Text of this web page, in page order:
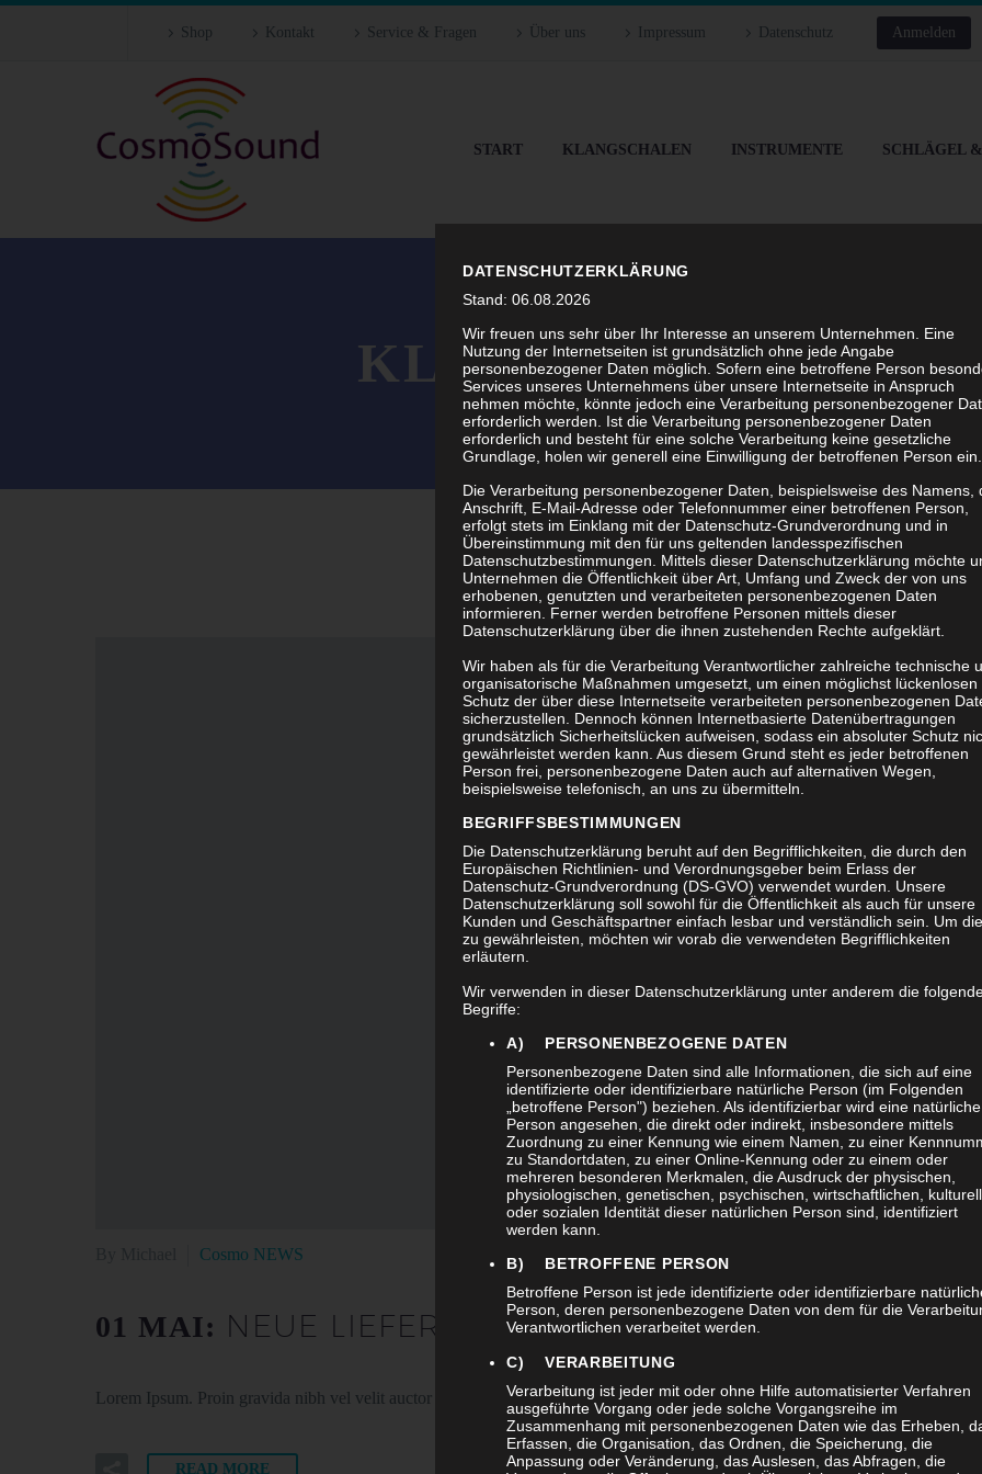
Shop Kontakt Service & Fragen Über uns Impressum Datenschutz Anmelden
START KLANGSCHALEN INSTRUMENTE SCHLÄGEL
KLANGSCHALEN
Home Tag
Cosmo NEWS
01 MAI: NEUE LIEFERUNG
Lorem Ipsum. Proin gravida nibh vel velit auctor aliquet. Aenean sollicitudin, lorem quis bibendum auctor, nisi elit consequat
READ MORE
DATENSCHUTZERKLÄRUNG
Stand: 06.08.2026
Wir freuen uns sehr über Ihr Interesse an unserem Unternehmen. Eine
Nutzung der Internetseiten ist grundsätzlich ohne jede Angabe
personenbezogener Daten möglich. Sofern eine betroffene Person
Services unseres Unternehmens über unsere Internetseite in Anspruch
nehmen möchte, könnte jedoch eine Verarbeitung personenbezogener
erforderlich werden. Ist die Verarbeitung personenbezogener Daten
erforderlich und besteht für eine solche Verarbeitung keine gesetzliche
Grundlage, holen wir generell eine Einwilligung der betroffenen Person ein.
Die Verarbeitung personenbezogener Daten, beispielsweise des Namens,
Anschrift, E-Mail-Adresse oder Telefonnummer einer betroffenen Person,
erfolgt stets im Einklang mit der Datenschutz-Grundverordnung und in
Übereinstimmung mit den für uns geltenden landesspezifischen
Datenschutzbestimmungen. Mittels dieser Datenschutzerklärung möchte
Unternehmen die Öffentlichkeit über Art, Umfang und Zweck der von uns
erhobenen, genutzten und verarbeiteten personenbezogenen Daten
informieren. Ferner werden betroffene Personen mittels dieser
Datenschutzerklärung über die ihnen zustehenden Rechte aufgeklärt.
Wir haben als für die Verarbeitung Verantwortlicher zahlreiche technische
organisatorische Maßnahmen umgesetzt, um einen möglichst lückenlosen
Schutz der über diese Internetseite verarbeiteten personenbezogenen
sicherzustellen. Dennoch können Internetbasierte Datenübertragungen
grundsätzlich Sicherheitslücken aufweisen, sodass ein absoluter Schutz
gewährleistet werden kann. Aus diesem Grund steht es jeder betroffenen
Person frei, personenbezogene Daten auch auf alternativen Wegen,
beispielsweise telefonisch, an uns zu übermitteln.
BEGRIFFSBESTIMMUNGEN
Die Datenschutzerklärung beruht auf den Begrifflichkeiten, die durch den
Europäischen Richtlinien- und Verordnungsgeber beim Erlass der
Datenschutz-Grundverordnung (DS-GVO) verwendet wurden. Unsere
Datenschutzerklärung soll sowohl für die Öffentlichkeit als auch für unsere
Kunden und Geschäftspartner einfach lesbar und verständlich sein. Um
zu gewährleisten, möchten wir vorab die verwendeten Begrifflichkeiten
erläutern.
Wir verwenden in dieser Datenschutzerklärung unter anderem die
Begriffe:
A) PERSONENBEZOGENE DATEN
Personenbezogene Daten sind alle Informationen, die sich auf eine
identifizierte oder identifizierbare natürliche Person (im Folgenden
„betroffene Person") beziehen. Als identifizierbar wird eine natürliche
Person angesehen, die direkt oder indirekt, insbesondere mittels
Zuordnung zu einer Kennung wie einem Namen, zu einer
zu Standortdaten, zu einer Online-Kennung oder zu einem oder
mehreren besonderen Merkmalen, die Ausdruck der physischen,
physiologischen, genetischen, psychischen, wirtschaftlichen,
oder sozialen Identität dieser natürlichen Person sind, identifiziert
werden kann.
B) BETROFFENE PERSON
Betroffene Person ist jede identifizierte oder identifizierbare
Person, deren personenbezogene Daten von dem für die
Verantwortlichen verarbeitet werden.
C) VERARBEITUNG
Verarbeitung ist jeder mit oder ohne Hilfe automatisierter Verfahren
ausgeführte Vorgang oder jede solche Vorgangsreihe im
Zusammenhang mit personenbezogenen Daten wie das Erheben,
Erfassen, die Organisation, das Ordnen, die Speicherung, die
Anpassung oder Veränderung, das Auslesen, das Abfragen, die